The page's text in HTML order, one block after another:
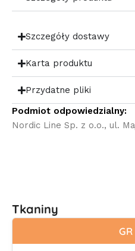
Szczegóły dostawy
Karta produktu
Przydatne pliki
Podmiot odpowiedzialny:
Nordic Line Sp. z o.o., ul.
Tkaniny
GR